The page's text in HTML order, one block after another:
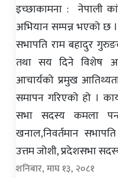
इच्छाकामना : नेपाली
अभियान सम्पन्न भएको छ
सभापति राम बहादुर
तथा सय दिने विशेष
आचार्यको प्रमुख
समापन गरिएको हो ।
सभा सदस्य कमला
खनाल,निवर्तमान सभापति
उत्तम जोशी, प्रदेशसभा
शनिबार, माघ १३, २०८१